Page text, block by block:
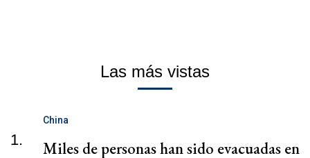
Las más vistas
1.
China
Miles de personas han sido evacuadas en